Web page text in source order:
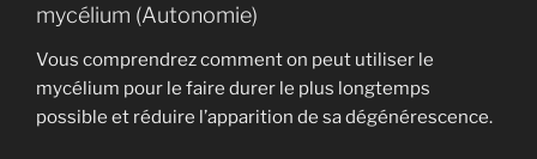
mycélium (Autonomie)
Vous comprendrez comment on peut utiliser le
mycélium pour le faire durer le plus longtemps
possible et réduire l’apparition de sa dégénérescence.